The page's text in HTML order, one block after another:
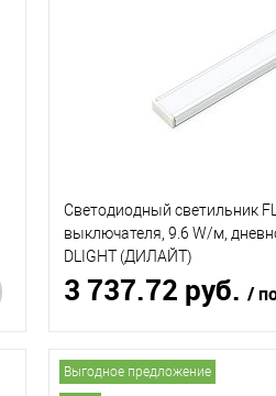
Светодиодный светильник
выключателя, 9.6 W/м,
DLIGHT (ДИЛАЙТ)
3 737.72 руб./
Выгодное предложение